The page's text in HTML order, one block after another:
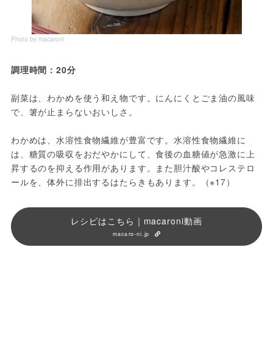
Photo by macaroni
調理時間：20分
副菜は、わかめを使う和え物です。にんにくとごま油の風味
で、箸が止まらないおいしさ。
わかめは、水溶性食物繊維が豊富です。水溶性食物繊維に
は、糖質の吸収をおだやかにして、食後の血糖値が急激に上
昇するのを抑える作用があります。また胆汁酸やコレステロ
ールを、体外に排出するはたらきもあります。（※17）
レシピはこちら｜macaroni動画
macaro-ni.jp